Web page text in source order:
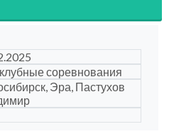
соревнования
Эра, Пастухов